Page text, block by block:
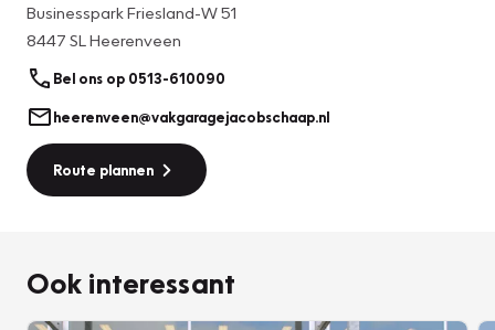
Businesspark Friesland-W 51
8447 SL Heerenveen
Bel ons op 0513-610090
heerenveen@vakgaragejacobschaap.nl
Route plannen
Ook interessant